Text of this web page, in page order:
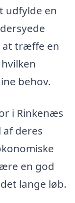
udfylde en
at træffe en
behov.
i Rinkenæs
af deres
en god
lange løb.